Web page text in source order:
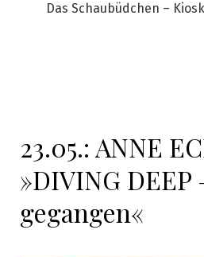
Das Schaubüdchen –
23.05.: ANNE
»DIVING DEEP
gegangen«